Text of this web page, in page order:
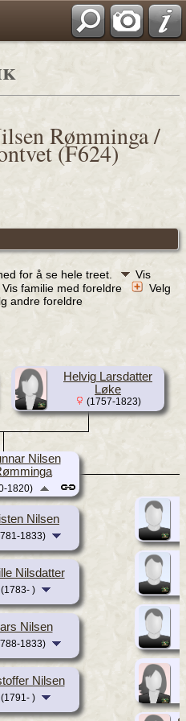
Rømminga /
(F624)
for å se hele treet.
Vis
Vis familie med foreldre
Velg
andre foreldre
Helvig Larsdatter
Løke
(1757-1823)
Nilsen
1833)
Nilsdatter
(1783- )
Nilsen
1833)
Nilsen
(1791- )
Nilsen
1820)